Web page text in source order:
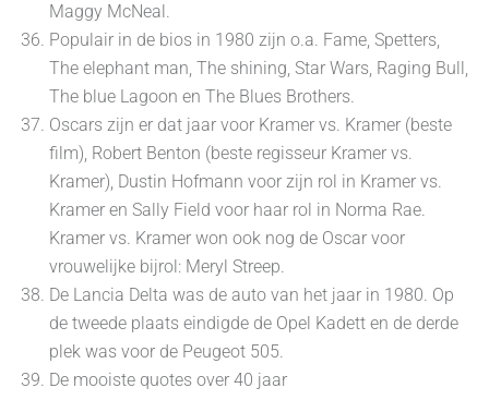
Maggy McNeal.
Populair in de bios in 1980 zijn o.a. Fame, Spetters,
The elephant man, The shining, Star Wars, Raging Bull,
The blue Lagoon en The Blues Brothers.
Oscars zijn er dat jaar voor Kramer vs. Kramer (beste
film), Robert Benton (beste regisseur Kramer vs.
Kramer), Dustin Hofmann voor zijn rol in Kramer vs.
Kramer en Sally Field voor haar rol in Norma Rae.
Kramer vs. Kramer won ook nog de Oscar voor
vrouwelijke bijrol: Meryl Streep.
De Lancia Delta was de auto van het jaar in 1980. Op
de tweede plaats eindigde de Opel Kadett en de derde
plek was voor de Peugeot 505.
De mooiste quotes over 40 jaar